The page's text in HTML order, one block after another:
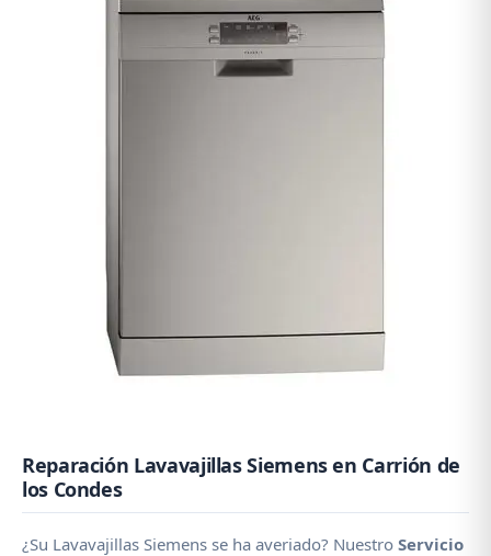
Reparación Lavavajillas Siemens en Carrión de
los Condes
¿Su Lavavajillas Siemens se ha averiado? Nuestro Servicio